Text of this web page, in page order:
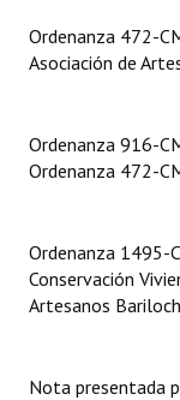
Informes de
Actas de Sesión
Ejecución
NORMATIVA
Ordenanza 472-
Asociación de
Ordenanza 916-
Ordenanza 472-
Ordenanza 1495-
Conservación
Artesanos
Nota presentada